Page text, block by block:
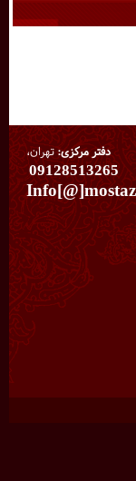
دفتر مرکزی:تهران،
09128513265